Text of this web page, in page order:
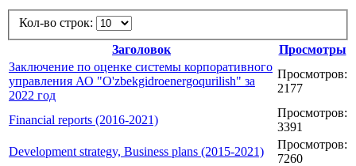
Кол-во строк:
Заголовок
Просмотры
Заключение по оценке системы корпоративного
управления АО "O'zbekgidroenergoqurilish" за
2022 год
Просмотров:
2177
Financial reports (2016-2021)
Просмотров:
3391
Development strategy, Business plans (2015-2021)
Просмотров:
7260